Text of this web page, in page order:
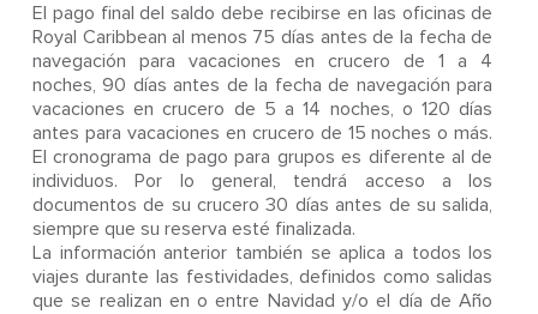
El pago final del saldo debe recibirse en las oficinas de
Royal Caribbean al menos 75 días antes de la fecha de
navegación para vacaciones en crucero de 1 a 4
noches, 90 días antes de la fecha de navegación para
vacaciones en crucero de 5 a 14 noches, o 120 días
antes para vacaciones en crucero de 15 noches o más.
El cronograma de pago para grupos es diferente al de
individuos. Por lo general, tendrá acceso a los
documentos de su crucero 30 días antes de su salida,
siempre que su reserva esté finalizada.
La información anterior también se aplica a todos los
viajes durante las festividades, definidos como salidas
que se realizan en o entre Navidad y/o el día de Año